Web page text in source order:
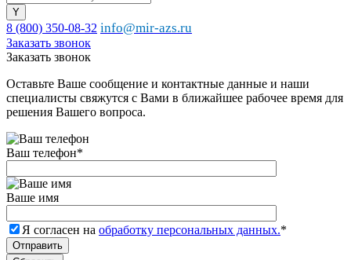
8 (800) 350-08-32 info@mir-azs.ru
Заказать звонок
Заказать звонок
Оставьте Ваше сообщение и контактные данные и наши
специалисты свяжутся с Вами в ближайшее рабочее время для
решения Вашего вопроса.
Ваш телефон*
Ваше имя
Я согласен на обработку персональных данных.*